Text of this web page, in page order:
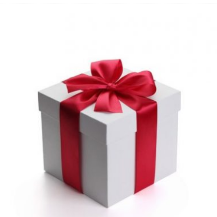
näher – Viele setzen trotzdem immer noch auf Kupfernetz